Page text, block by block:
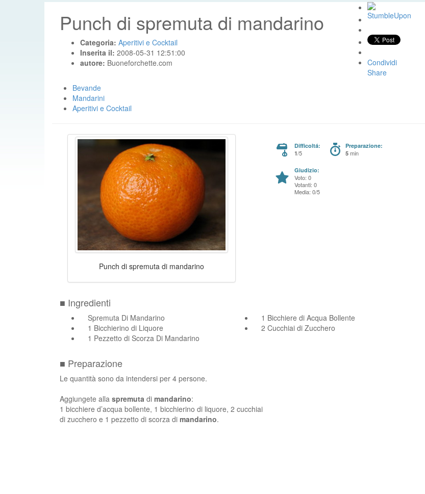
Punch di spremuta di mandarino
Categoria: Aperitivi e Cocktail
Inserita il: 2008-05-31 12:51:00
autore: Buoneforchette.com
Condividi
Share
Bevande
Mandarini
Aperitivi e Cocktail
Punch di spremuta di mandarino
Difficoltá:
1/5
Preparazione:
5 min
Giudizio:
Voto: 0
Votanti: 0
Media: 0/5
■ Ingredienti
Spremuta Di Mandarino
1 Bicchiere di Acqua Bollente
1 Bicchierino di Liquore
2 Cucchiai di Zucchero
1 Pezzetto di Scorza Di Mandarino
■ Preparazione
Le quantità sono da intendersi per 4 persone.
Aggiungete alla spremuta di mandarino:
1 bicchiere d’acqua bollente, 1 bicchierino di liquore, 2 cucchiai
di zucchero e 1 pezzetto di scorza di mandarino.